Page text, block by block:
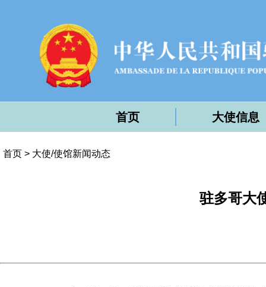
首页 大使信息
首页 > 大使/使馆新闻动态
驻多哥大